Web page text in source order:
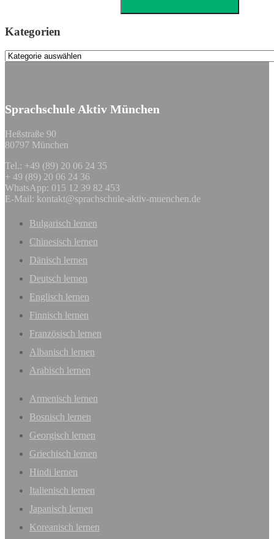
Kategorien
Kategorien
Sprachschule Aktiv München
Heßstraße 90
80797 München
Tel.: +49 (89) 20 06 24 35
+ 49 (89) 20 06 24 36
WhatsApp: 015 12 39 82 453
E-Mail: kontakt@sprachschule-aktiv-muenchen.de
Bulgarisch lernen
Chinesisch lernen
Dänisch lernen
Deutsch lernen
Englisch lernen
Finnisch lernen
Französisch lernen
Albanisch lernen
Arabisch lernen
Armenisch lernen
Bosnisch lernen
Georgisch lernen
Griechisch lernen
Hindi lernen
Italienisch lernen
Japanisch lernen
Koreanisch lernen